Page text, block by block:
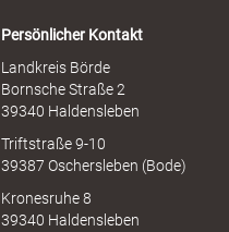
Persönlicher Kontakt
Landkreis Börde
Bornsche Straße 2
39340 Haldensleben
Triftstraße 9-10
39387 Oschersleben (Bode)
Kronesruhe 8
39340 Haldensleben